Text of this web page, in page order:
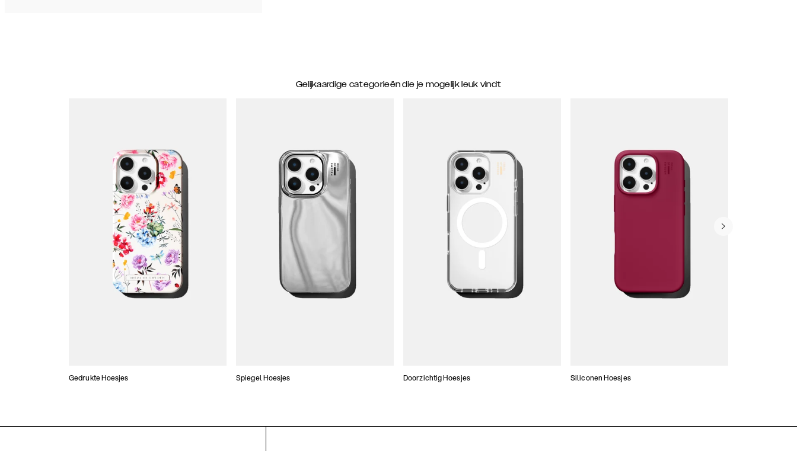
Gelijkaardige categorieën die je mogelijk leuk vindt
Gedrukte Hoesjes Spiegel Hoesjes Doorzichtig Hoesjes Siliconen Hoesjes